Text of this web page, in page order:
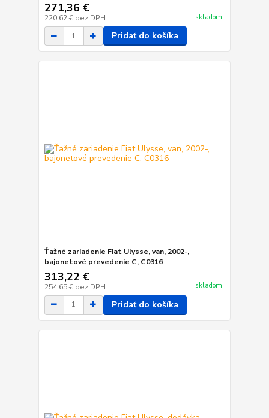
271,36 €
220,62 € bez DPH skladom
Pridať do košíka
Ťažné zariadenie Fiat Ulysse, van, 2002-,
bajonetové prevedenie C, C0316
313,22 €
254,65 € bez DPH skladom
Pridať do košíka